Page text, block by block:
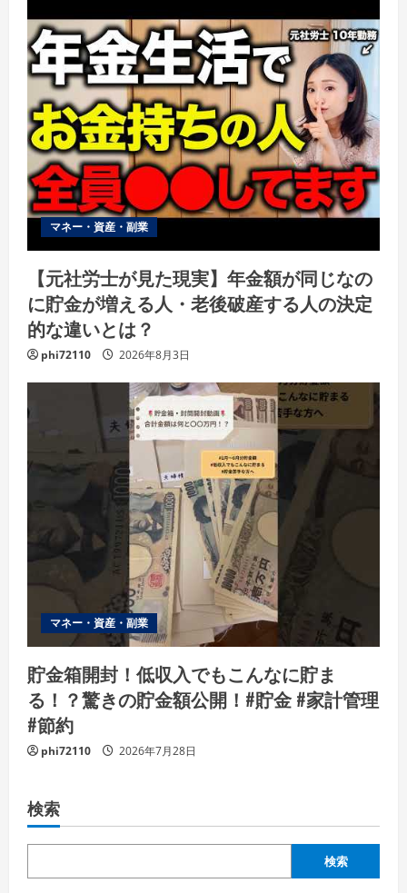
マネー・資産・副業
【元社労士が見た現実】年金額が同じなの
に貯金が増える人・老後破産する人の決定
的な違いとは？
phi72110 2026年8月3日
マネー・資産・副業
貯金箱開封！低収入でもこんなに貯ま
る！？驚きの貯金額公開！#貯金 #家計管理
#節約
phi72110 2026年7月28日
検索
検索